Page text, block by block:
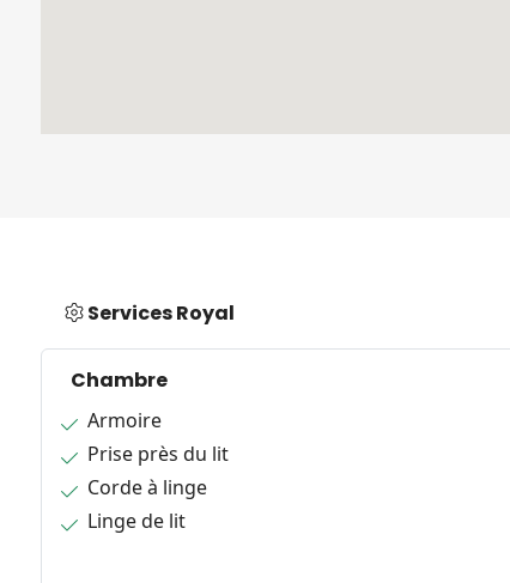
Services Royal
Chambre
Armoire
Prise près du lit
Corde à linge
Linge de lit